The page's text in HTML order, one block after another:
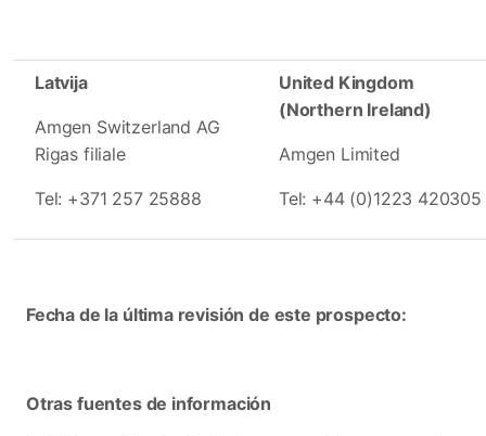
Latvija
Amgen Switzerland AG
Rigas filiale
Tel: +371 257 25888
United Kingdom
(Northern Ireland)
Amgen Limited
Tel: +44 (0)1223 420305
Fecha de la última revisión de este prospecto:
Otras fuentes de información